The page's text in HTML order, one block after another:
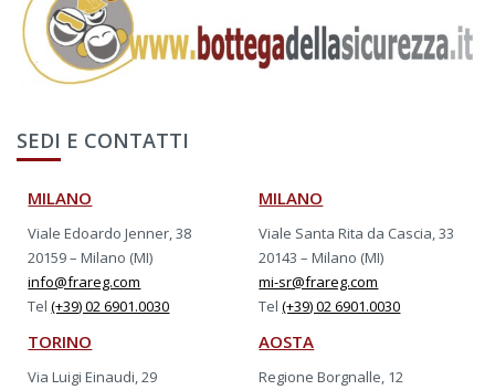
SEDI E CONTATTI
MILANO
Viale Edoardo Jenner, 38
20159 – Milano (MI)
info@frareg.com
Tel(+39) 02 6901.0030
MILANO
Viale Santa Rita da Cascia, 33
20143 – Milano (MI)
mi-sr@frareg.com
Tel(+39) 02 6901.0030
TORINO
Via Luigi Einaudi, 29
AOSTA
Regione Borgnalle, 12